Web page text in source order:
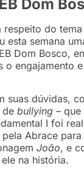
Dom
do
esta semana
Dom Bosco,
engajamento
suas dúvidas,
de bullying – que
I foi
Abrace
João, e
na história.